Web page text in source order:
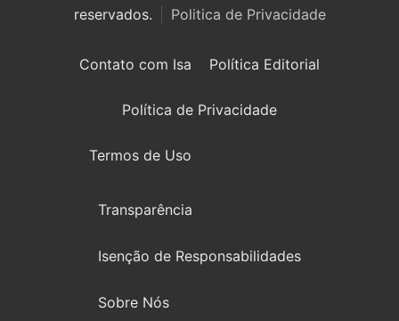
reservados.
Politica de Privacidade
Contato com Isa Política Editorial
Política de Privacidade
Termos de Uso
Transparência
Isenção de Responsabilidades
Sobre Nós